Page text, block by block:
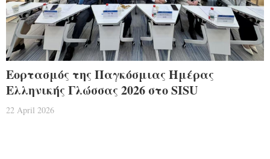
Εορτασμός της Παγκόσμιας Ημέρας
Ελληνικής Γλώσσας 2026 στο SISU
22 April 2026